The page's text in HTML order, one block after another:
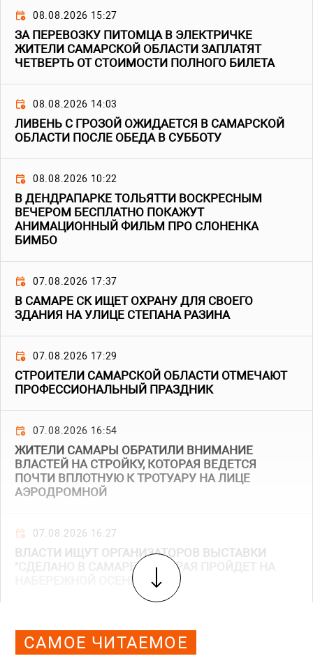
08.08.2026 15:27
ЗА ПЕРЕВОЗКУ ПИТОМЦА В ЭЛЕКТРИЧКЕ
ЖИТЕЛИ САМАРСКОЙ ОБЛАСТИ ЗАПЛАТЯТ
ЧЕТВЕРТЬ ОТ СТОИМОСТИ ПОЛНОГО БИЛЕТА
08.08.2026 14:03
ЛИВЕНЬ С ГРОЗОЙ ОЖИДАЕТСЯ В САМАРСКОЙ
ОБЛАСТИ ПОСЛЕ ОБЕДА В СУББОТУ
08.08.2026 10:22
В ДЕНДРАПАРКЕ ТОЛЬЯТТИ ВОСКРЕСНЫМ
ВЕЧЕРОМ БЕСПЛАТНО ПОКАЖУТ
АНИМАЦИОННЫЙ ФИЛЬМ ПРО СЛОНЕНКА
БИМБО
07.08.2026 17:37
В САМАРЕ СК ИЩЕТ ОХРАНУ ДЛЯ СВОЕГО
ЗДАНИЯ НА УЛИЦЕ СТЕПАНА РАЗИНА
07.08.2026 17:29
СТРОИТЕЛИ САМАРСКОЙ ОБЛАСТИ ОТМЕЧАЮТ
ПРОФЕССИОНАЛЬНЫЙ ПРАЗДНИК
07.08.2026 16:54
ЖИТЕЛИ САМАРЫ ОБРАТИЛИ ВНИМАНИЕ
ВЛАСТЕЙ НА СТРОЙКУ, КОТОРАЯ ВЕДЕТСЯ
ПОЧТИ ВПЛОТНУЮ К ТРОТУАРУ НА ЛИЦЕ
АЭРОДРОМНОЙ
07.08.2026 16:27
ВЛАСТИ ИЩУТ ОРГАНИЗАТОРОВ ВЫСТАВКИ
"СДЕЛАНО В САМАРЕ", КОТОРАЯ ПРОЙДЕТ НА
НАБЕРЕЖНОЙ ОСЕНЬЮ
САМОЕ ЧИТАЕМОЕ